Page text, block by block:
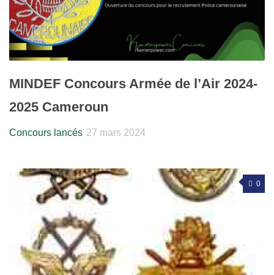
MINDEF Concours Armée de l’Air 2024-
2025 Cameroun
Concours lancés 27 mars 2024
0